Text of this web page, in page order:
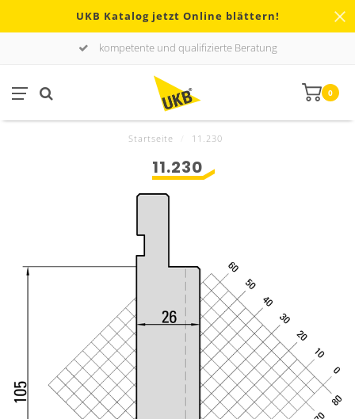
UKB Katalog jetzt Online blättern!
kompetente und qualifizierte Beratung
0
Startseite 11.230
11.230